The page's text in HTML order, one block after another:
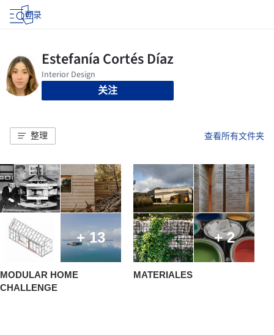
登录
关注
整理 查看所有文件夹
+ 13
MODULAR HOME
CHALLENGE
+ 2
MATERIALES